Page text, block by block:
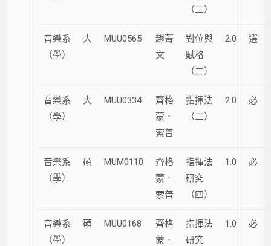
（二）
音樂系
（學）
大 MUU0565
趙菁
文
對位與
賦格
（二）
2.0 選
音樂系
（學）
大 MUU0334
齊格
蒙．
索普
指揮法
（二）
2.0 必
音樂系
（學）
碩 MUM0110
齊格
蒙．
索普
指揮法
研究
（四）
1.0 必
音樂系
（學）
碩 MUU0168
齊格
蒙．
指揮法
研究
1.0 必